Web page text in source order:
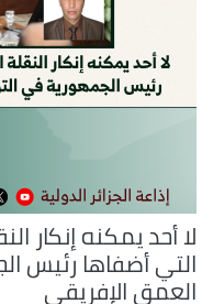
لا أحد يمكنه إنكار
التي أضفاها رئيس
العمق الإفريقي